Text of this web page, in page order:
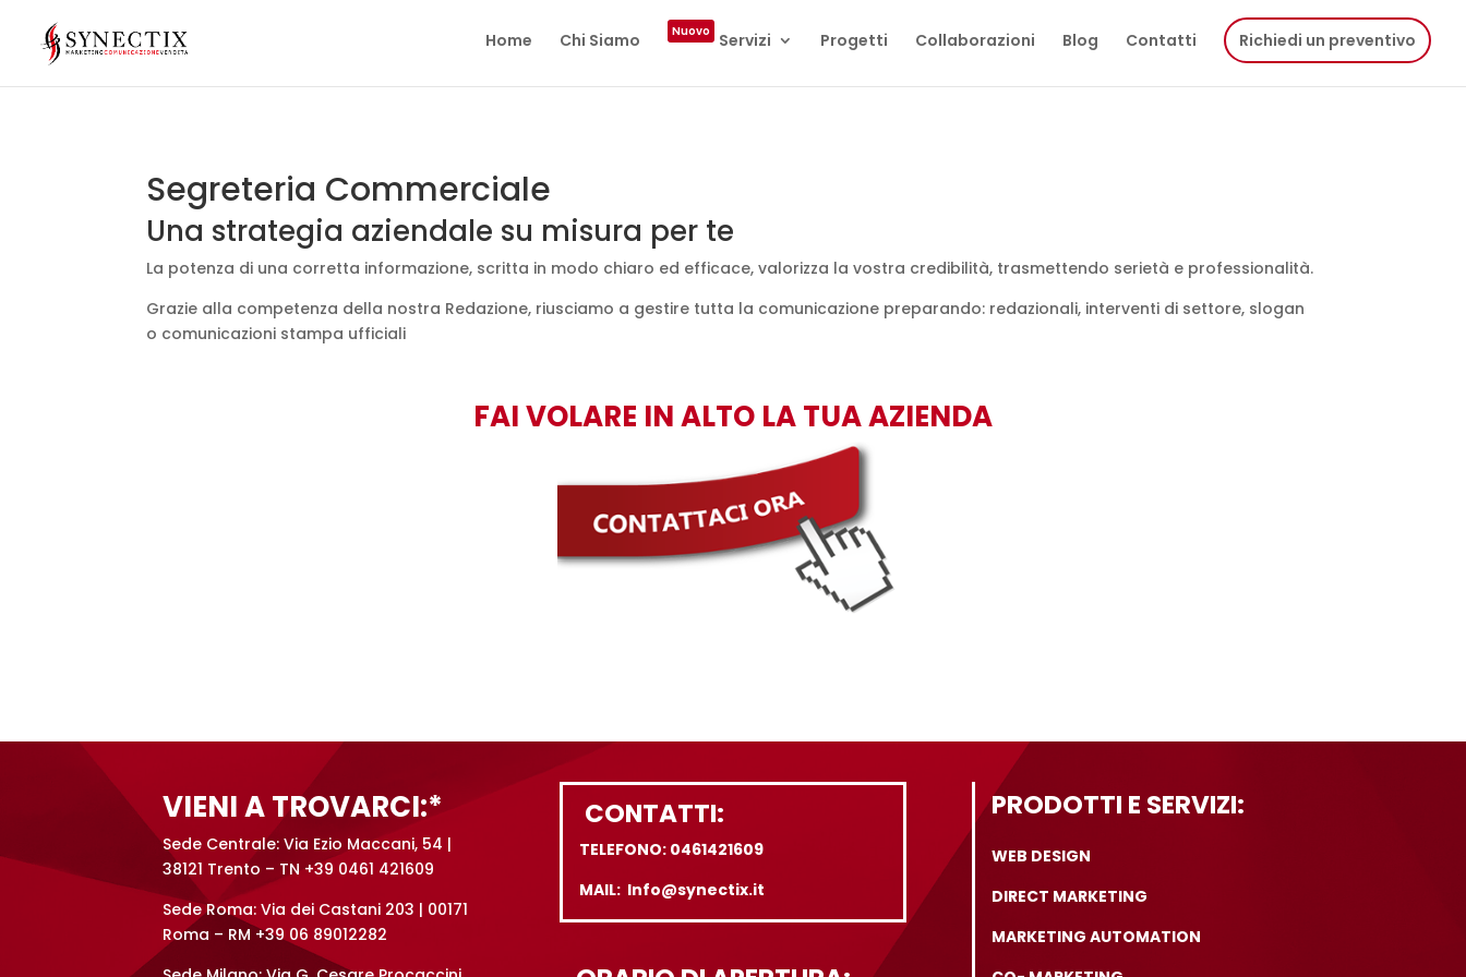
Home Chi Siamo Nuovo Servizi Progetti Collaborazioni Blog Contatti Richiedi un preventivo
Segreteria Commerciale
Una strategia aziendale su misura per te
La potenza di una corretta informazione, scritta in modo chiaro ed efficace, valorizza la vostra credibilità, trasmettendo serietà e professionalità.
Grazie alla competenza della nostra Redazione, riusciamo a gestire tutta la comunicazione preparando: redazionali, interventi di settore, slogan
o comunicazioni stampa ufficiali
FAI VOLARE IN ALTO LA TUA AZIENDA
VIENI A TROVARCI:*
Sede Centrale: Via Ezio Maccani, 54 |
38121 Trento – TN +39 0461 421609
Sede Roma: Via dei Castani 203 | 00171
Roma – RM +39 06 89012282
CONTATTI:
TELEFONO: 0461421609
MAIL: Info@synectix.it
PRODOTTI E SERVIZI:
WEB DESIGN
DIRECT MARKETING
MARKETING AUTOMATION